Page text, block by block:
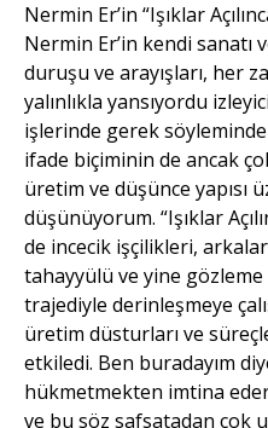
Nermin Er’in “Işıklar
Nermin Er’in kendi sanatı
duruşu ve arayışları, her
yalınlıkla yansıyordu
işlerinde gerek
ifade biçiminin de ancak
üretim ve düşünce yapısı
düşünüyorum. “Işıklar
de incecik işçilikleri,
tahayyülü ve yine gözleme
trajediyle derinleşmeye
üretim düsturları ve
etkiledi. Ben buradayım
hükmetmekten imtina
ve bu söz safsatadan çok